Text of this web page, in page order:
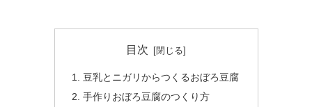
目次
豆乳とニガリからつくるおぼろ豆腐
手作りおぼろ豆腐のつくり方